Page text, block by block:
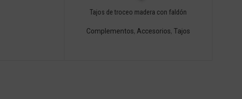
Tajos de troceo madera con faldón
Complementos, Accesorios, Tajos